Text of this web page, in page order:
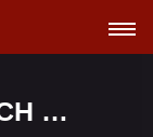
…